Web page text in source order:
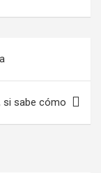
si sabe cómo